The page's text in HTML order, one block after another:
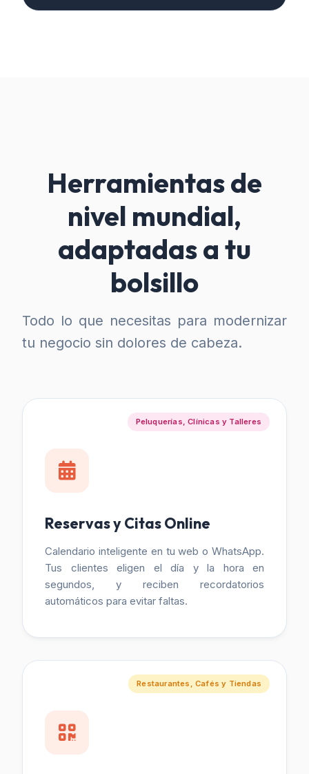
Herramientas de
nivel mundial,
adaptadas a tu
bolsillo
Todo lo que necesitas para modernizar
tu negocio sin dolores de cabeza.
Peluquerías, Clínicas y Talleres
Reservas y Citas Online
Calendario inteligente en tu web o WhatsApp.
Tus clientes eligen el día y la hora en
segundos, y reciben recordatorios
automáticos para evitar faltas.
Restaurantes, Cafés y Tiendas